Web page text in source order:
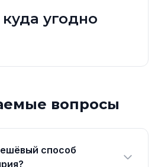
угодно
вопросы
способ